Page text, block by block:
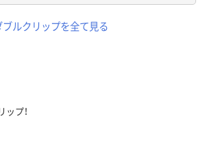
ルクリップを全て見る
プ！